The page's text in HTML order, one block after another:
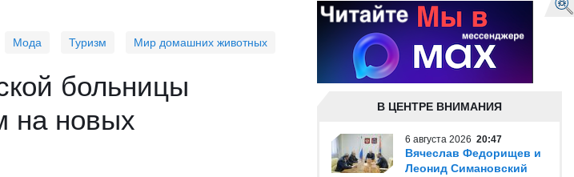
Мода Туризм Мир домашних животных
больницы
на новых
В ЦЕНТРЕ ВНИМАНИЯ
6 августа 2026 20:47
Вячеслав Федорищев и
Леонид Симановский